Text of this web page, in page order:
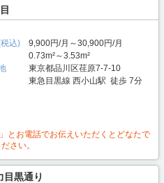
込)
9,900円/月～30,900円/月
0.73m²～3.53m²
東京都品川区荏原7-7-10
東急目黒線 西小山駅 徒歩 7分
とお電話でお伝えいただくとどなたで
さい。
黒通り